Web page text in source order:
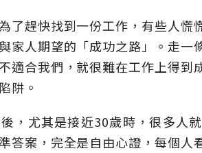
了趕快找到一份工作，有些人慌
家人期望的「成功之路」。走一
適合我們，就很難在工作上得到
阱。
，尤其是接近30歲時，很多人
答案，完全是自由心證，每個人